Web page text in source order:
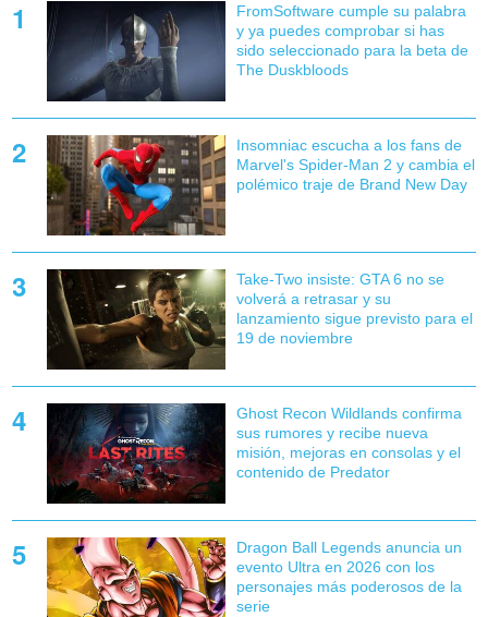
FromSoftware cumple su palabra
y ya puedes comprobar si has
sido seleccionado para la beta de
The Duskbloods
Insomniac escucha a los fans de
Marvel's Spider-Man 2 y cambia el
polémico traje de Brand New Day
Take-Two insiste: GTA 6 no se
volverá a retrasar y su
lanzamiento sigue previsto para el
19 de noviembre
Ghost Recon Wildlands confirma
sus rumores y recibe nueva
misión, mejoras en consolas y el
contenido de Predator
Dragon Ball Legends anuncia un
evento Ultra en 2026 con los
personajes más poderosos de la
serie